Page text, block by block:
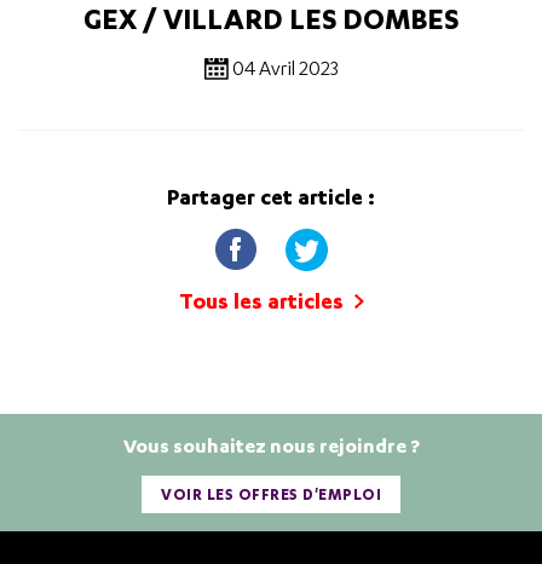
GEX / VILLARD LES DOMBES
04 Avril 2023
Partager cet article :
Tous les articles
Vous souhaitez nous rejoindre ?
VOIR LES OFFRES D'EMPLOI